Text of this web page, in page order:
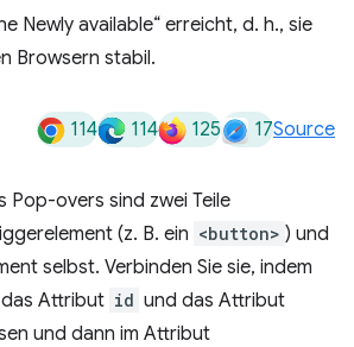
Newly available“ erreicht, d. h., sie
Browsern stabil.
114 114 125 17Source
Pop-overs sind zwei Teile
(z. B. ein <button> ) und
selbst. Verbinden Sie sie, indem
Attribut id und das Attribut
und dann im Attribut